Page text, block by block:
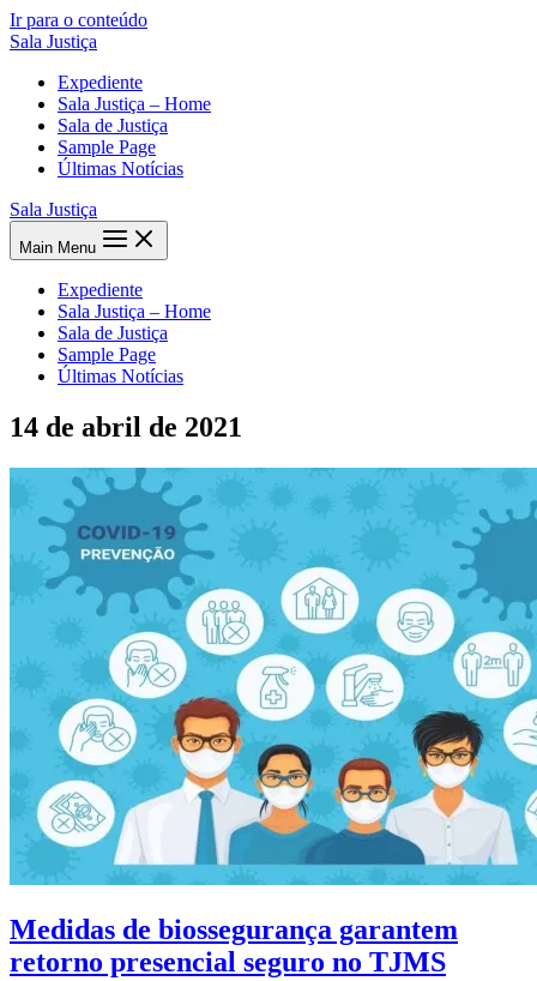
Ir para o conteúdo
Sala Justiça
Expediente
Sala Justiça – Home
Sala de Justiça
Sample Page
Últimas Notícias
Sala Justiça
Main Menu
Expediente
Sala Justiça – Home
Sala de Justiça
Sample Page
Últimas Notícias
14 de abril de 2021
Medidas de biossegurança garantem
retorno presencial seguro no TJMS